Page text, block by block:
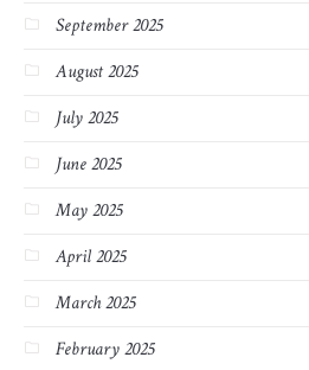
September 2025
August 2025
July 2025
June 2025
May 2025
April 2025
March 2025
February 2025